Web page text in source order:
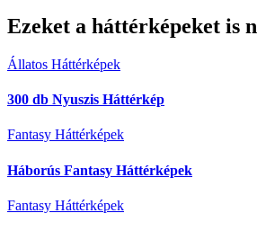
Ezeket a háttérképeket is
Állatos Háttérképek
300 db Nyuszis Háttérkép
Fantasy Háttérképek
Háborús Fantasy Háttérképek
Fantasy Háttérképek